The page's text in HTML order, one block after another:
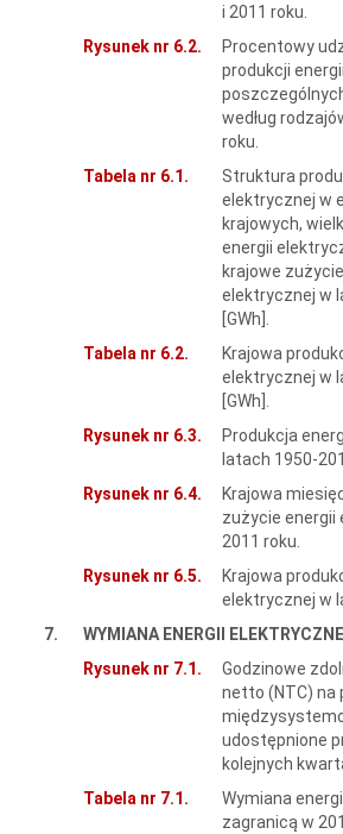
i 2011 roku.
Rysunek nr 6.2.
Procentowy
produkcji
według
roku.
Tabela nr 6.1.
Struktura
elektrycznej w
krajowych,
energii
krajowe
elektrycznej w
[GWh].
Tabela nr 6.2.
Krajowa
elektrycznej w
[GWh].
Rysunek nr 6.3.
Produkcja
latach 1950-
Rysunek nr 6.4.
Krajowa
zużycie energii
2011 roku.
Rysunek nr 6.5.
Krajowa
elektrycznej w
7.
WYMIANA ENERGII
Rysunek nr 7.1.
Godzinowe
netto (NTC) na
udostępnione
kolejnych
Tabela nr 7.1.
Wymiana
zagranicą w